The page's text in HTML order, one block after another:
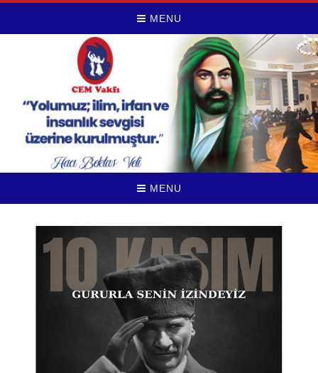
MENU
MENU